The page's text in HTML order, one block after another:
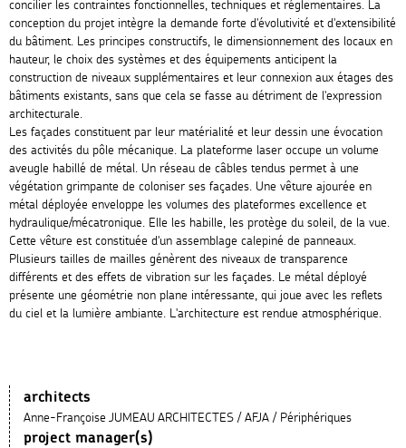
concilier les contraintes fonctionnelles, techniques et réglementaires. La
conception du projet intègre la demande forte d'évolutivité et d'extensibilité
du bâtiment. Les principes constructifs, le dimensionnement des locaux en
hauteur, le choix des systèmes et des équipements anticipent la
construction de niveaux supplémentaires et leur connexion aux étages des
bâtiments existants, sans que cela se fasse au détriment de l'expression
architecturale.
Les façades constituent par leur matérialité et leur dessin une évocation
des activités du pôle mécanique. La plateforme laser occupe un volume
aveugle habillé de métal. Un réseau de câbles tendus permet à une
végétation grimpante de coloniser ses façades. Une vêture ajourée en
métal déployée enveloppe les volumes des plateformes excellence et
hydraulique/mécatronique. Elle les habille, les protège du soleil, de la vue.
Cette vêture est constituée d'un assemblage calepiné de panneaux.
Plusieurs tailles de mailles génèrent des niveaux de transparence
différents et des effets de vibration sur les façades. Le métal déployé
présente une géométrie non plane intéressante, qui joue avec les reflets
du ciel et la lumière ambiante. L'architecture est rendue atmosphérique.
architects
Anne-Françoise JUMEAU ARCHITECTES / AFJA / Périphériques
project manager(s)